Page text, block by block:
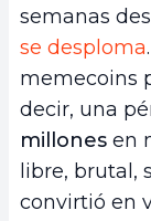
semanas
se desploma
memecoins
decir, una
millones en
libre, brutal,
convirtió en